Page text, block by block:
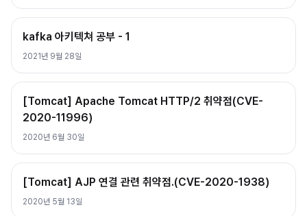
kafka 아키텍쳐 공부 - 1
2021년 9월 28일
[Tomcat] Apache Tomcat HTTP/2 취약점(CVE-
2020-11996)
2020년 6월 30일
[Tomcat] AJP 연결 관련 취약점.(CVE-2020-1938)
2020년 5월 13일